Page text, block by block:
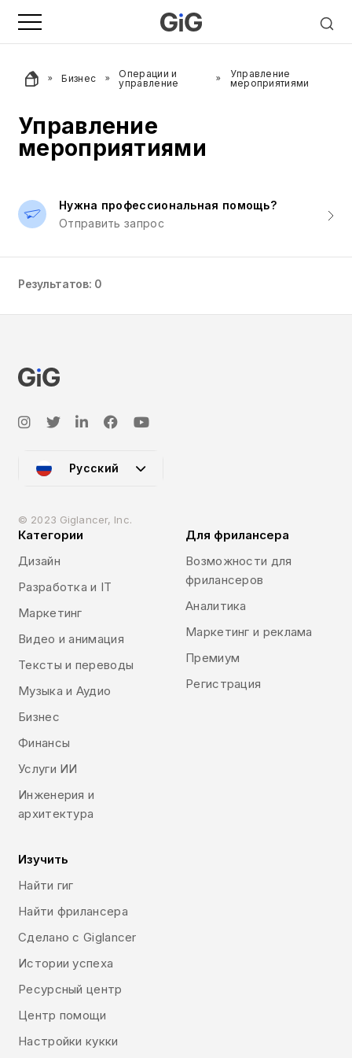
Бизнес
Операции и
управление
Управление
мероприятиями
Управление
мероприятиями
Нужна профессиональная помощь?
Отправить запрос
Результатов: 0
Русский
© 2023 Giglancer, Inc.
Категории
Дизайн
Разработка и IT
Маркетинг
Видео и анимация
Тексты и переводы
Музыка и Аудио
Бизнес
Финансы
Услуги ИИ
Инженерия и
архитектура
Для фрилансера
Возможности для
фрилансеров
Аналитика
Маркетинг и реклама
Премиум
Регистрация
Изучить
Найти гиг
Найти фрилансера
Сделано с Giglancer
Истории успеха
Ресурсный центр
Центр помощи
Настройки кукки